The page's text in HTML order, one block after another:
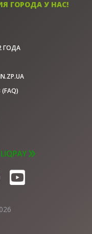
ГОРОДА У НАС!
ГОДА